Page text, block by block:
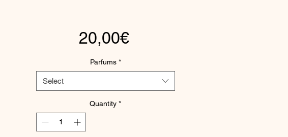
20,00€Price
Parfums *
Select
Quantity *